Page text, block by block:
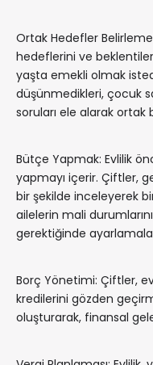
Ortak Hedefler
hedeflerini ve
yaşta emekli olmak
düşünmedikleri, çocuk
soruları ele alarak ortak
Bütçe Yapmak: Evlilik
yapmayı içerir. Çiftler,
bir şekilde inceleyerek
ailelerin mali
gerektiğinde
Borç Yönetimi: Çiftler,
kredilerini gözden
oluşturarak, finansal